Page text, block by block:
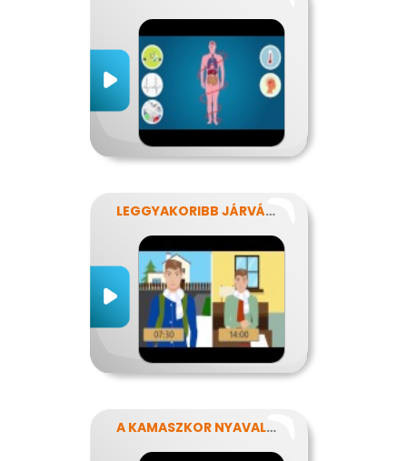
LEGGYAKORIBB JÁRVÁNYUNK
A KAMASZKOR NYAVALYÁI